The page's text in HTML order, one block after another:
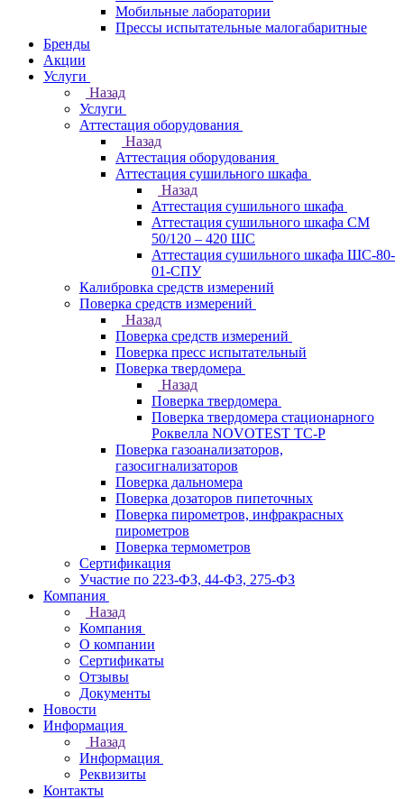
Мобильные лаборатории
Прессы испытательные малогабаритные
Бренды
Акции
Услуги
Назад
Услуги
Аттестация оборудования
Назад
Аттестация оборудования
Аттестация сушильного шкафа
Назад
Аттестация сушильного шкафа
Аттестация сушильного шкафа СМ
50/120 – 420 ШС
Аттестация сушильного шкафа ШС-80-
01-СПУ
Калибровка средств измерений
Поверка средств измерений
Назад
Поверка средств измерений
Поверка пресс испытательный
Поверка твердомера
Назад
Поверка твердомера
Поверка твердомера стационарного
Роквелла NOVOTEST TС-Р
Поверка газоанализаторов,
газосигнализаторов
Поверка дальномера
Поверка дозаторов пипеточных
Поверка пирометров, инфракрасных
пирометров
Поверка термометров
Сертификация
Участие по 223-ФЗ, 44-ФЗ, 275-ФЗ
Компания
Назад
Компания
О компании
Сертификаты
Отзывы
Документы
Новости
Информация
Назад
Информация
Реквизиты
Контакты